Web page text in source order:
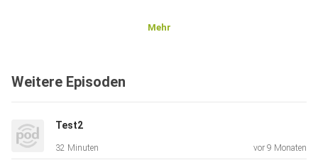
Mehr
Weitere Episoden
Test2
32 Minuten vor 9 Monaten